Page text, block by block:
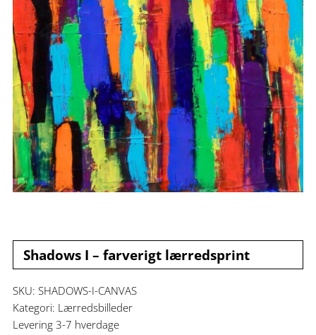
Shadows I – farverigt lærredsprint
SKU: SHADOWS-I-CANVAS
Kategori: Lærredsbilleder
Levering 3-7 hverdage